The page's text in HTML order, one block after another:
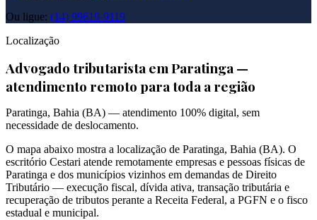
Ou ligue: (14) 99619-9119
Localização
Advogado tributarista emParatinga —
atendimento remoto para toda a região
Paratinga, Bahia (BA) — atendimento 100% digital, sem
necessidade de deslocamento.
O mapa abaixo mostra a localização de Paratinga, Bahia (BA). O
escritório Cestari atende remotamente empresas e pessoas físicas de
Paratinga e dos municípios vizinhos em demandas de Direito
Tributário — execução fiscal, dívida ativa, transação tributária e
recuperação de tributos perante a Receita Federal, a PGFN e o fisco
estadual e municipal.